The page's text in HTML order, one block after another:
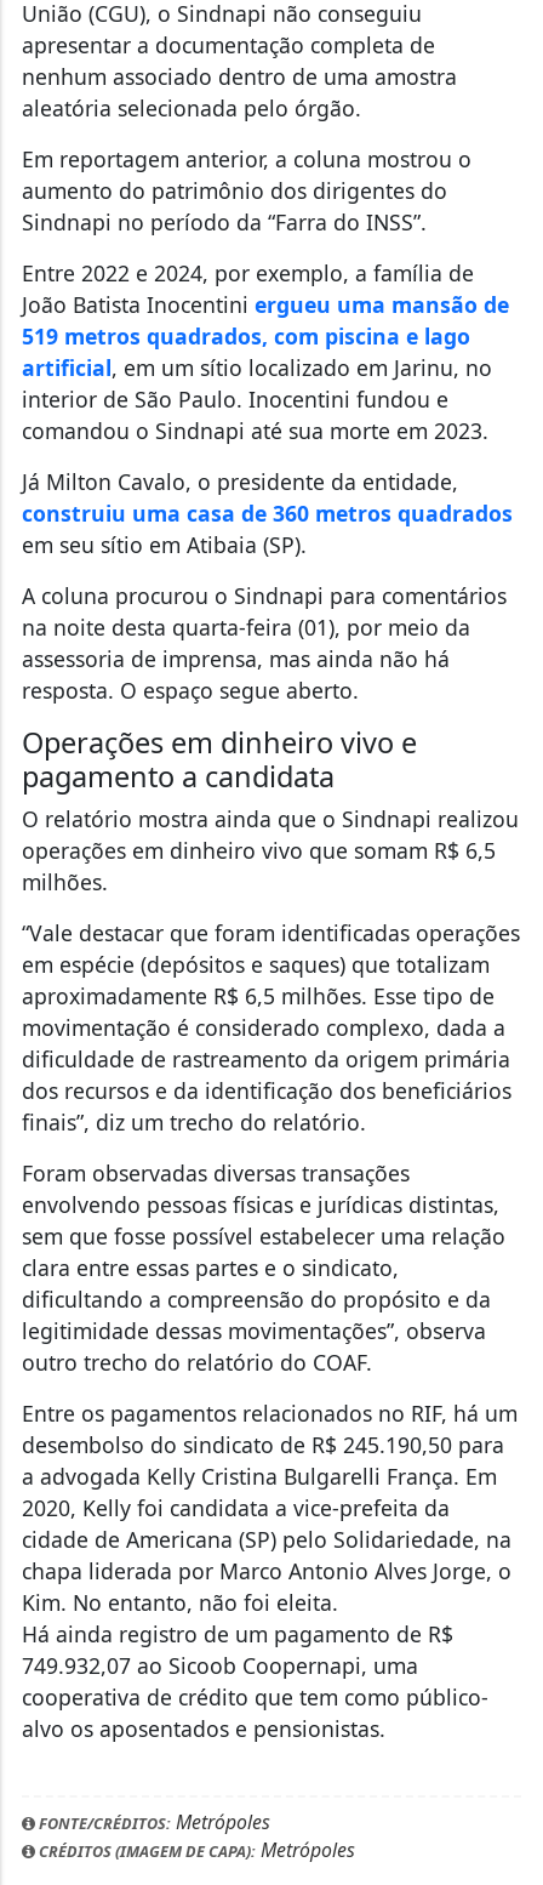
União (CGU), o Sindnapi não conseguiu
apresentar a documentação completa de
nenhum associado dentro de uma amostra
aleatória selecionada pelo órgão.
Em reportagem anterior, a coluna mostrou o
aumento do patrimônio dos dirigentes do
Sindnapi no período da “Farra do INSS”.
Entre 2022 e 2024, por exemplo, a família de
João Batista Inocentini ergueu uma mansão de
519 metros quadrados, com piscina e lago
artificial, em um sítio localizado em Jarinu, no
interior de São Paulo. Inocentini fundou e
comandou o Sindnapi até sua morte em 2023.
Já Milton Cavalo, o presidente da entidade,
construiu uma casa de 360 metros quadrados
em seu sítio em Atibaia (SP).
A coluna procurou o Sindnapi para comentários
na noite desta quarta-feira (01), por meio da
assessoria de imprensa, mas ainda não há
resposta. O espaço segue aberto.
Operações em dinheiro vivo e
pagamento a candidata
O relatório mostra ainda que o Sindnapi realizou
operações em dinheiro vivo que somam R$ 6,5
milhões.
“Vale destacar que foram identificadas operações
em espécie (depósitos e saques) que totalizam
aproximadamente R$ 6,5 milhões. Esse tipo de
movimentação é considerado complexo, dada a
dificuldade de rastreamento da origem primária
dos recursos e da identificação dos beneficiários
finais”, diz um trecho do relatório.
Foram observadas diversas transações
envolvendo pessoas físicas e jurídicas distintas,
sem que fosse possível estabelecer uma relação
clara entre essas partes e o sindicato,
dificultando a compreensão do propósito e da
legitimidade dessas movimentações”, observa
outro trecho do relatório do COAF.
Entre os pagamentos relacionados no RIF, há um
desembolso do sindicato de R$ 245.190,50 para
a advogada Kelly Cristina Bulgarelli França. Em
2020, Kelly foi candidata a vice-prefeita da
cidade de Americana (SP) pelo Solidariedade, na
chapa liderada por Marco Antonio Alves Jorge, o
Kim. No entanto, não foi eleita.
Há ainda registro de um pagamento de R$
749.932,07 ao Sicoob Coopernapi, uma
cooperativa de crédito que tem como público-
alvo os aposentados e pensionistas.
FONTE/CRÉDITOS:Metrópoles
CRÉDITOS (IMAGEM DE CAPA):Metrópoles